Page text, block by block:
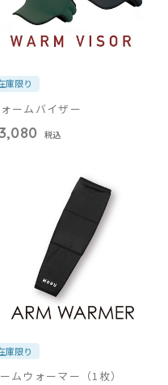
庫限り
ームバイザー
税込
庫限り
ムウォーマー（1枚）